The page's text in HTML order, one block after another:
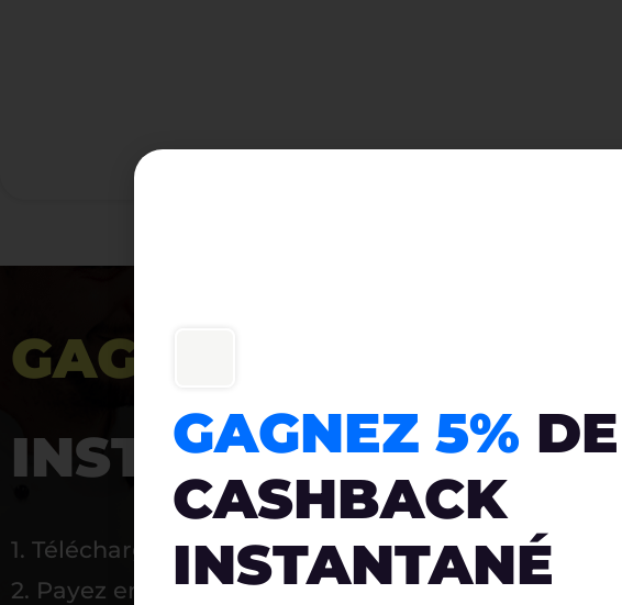
GAGNEZ 5%
INSTANTANÉ
1. Téléchargez Carlo
2. Payez en magasin avec l’application
GAGNEZ 5% DE
CASHBACK
INSTANTANÉ